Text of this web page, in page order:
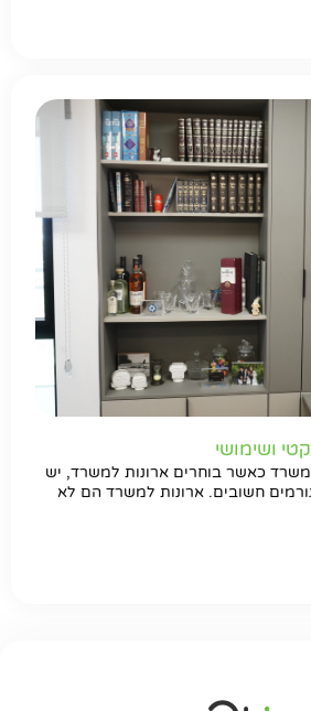
ושימושי
כאשר בוחרים ארונות למשרד, יש
חשובים. ארונות למשרד הם לא